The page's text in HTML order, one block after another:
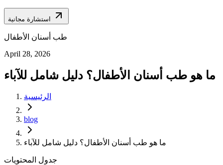
استشارة مجانية
طب أسنان الأطفال
April 28, 2026
ما هو طب أسنان الأطفال؟ دليل شامل للآباء
الرئيسية
blog
ما هو طب أسنان الأطفال؟ دليل شامل للآباء
جدول المحتويات